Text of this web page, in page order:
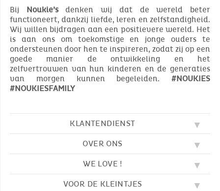
Bij Noukie’sdenken wij dat de wereld beter
functioneert, dankzij liefde, leren en zelfstandigheid.
Wij willen bijdragen aan een positievere wereld. Het
is aan ons om toekomstige en jonge ouders te
ondersteunen door hen te inspireren, zodat zij op een
goede manier de ontwikkeling en het
zelfvertrouwen van hun kinderen en de generaties
van morgen kunnen begeleiden. #NOUKIES
#NOUKIESFAMILY
KLANTENDIENST
FAQ
CONTACTEER ONS
AVV
OVER ONS
ONZE WAARDEN
ONS VERHAAL
WE LOVE !
BORDUURWERK
VOOR DE KLEINTJES